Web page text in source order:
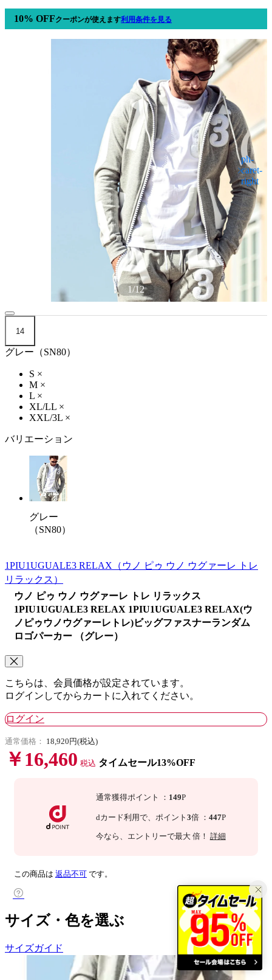
10% OFFクーポンが使えます利用条件を見る
1/12
14
グレー（SN80）
S ×
M ×
L ×
XL/LL ×
XXL/3L ×
バリエーション
グレー
（SN80）
1PIU1UGUALE3 RELAX （ウノ ピゥ ウノ ウグァーレ トレ
リラックス）
ウノ ピゥ ウノ ウグァーレ トレ リラックス
1PIU1UGUALE3 RELAX 1PIU1UGUALE3 RELAX(ウ
ノピゥウノウグァーレトレ)ビッグファスナーランダム
ロゴパーカー （グレー）
こちらは、会員価格が設定されています。
ログインしてからカートに入れてください。
ログイン
通常価格： 18,920円(税込)
￥16,460 税込 タイムセール13%OFF
通常獲得ポイント ： 149P
dカード利用で、 ポイント 3倍 ： 447P
今なら 、エントリーで最大 倍！ 詳細
この商品は 返品不可 です。
サイズ・色を選ぶ
サイズガイド